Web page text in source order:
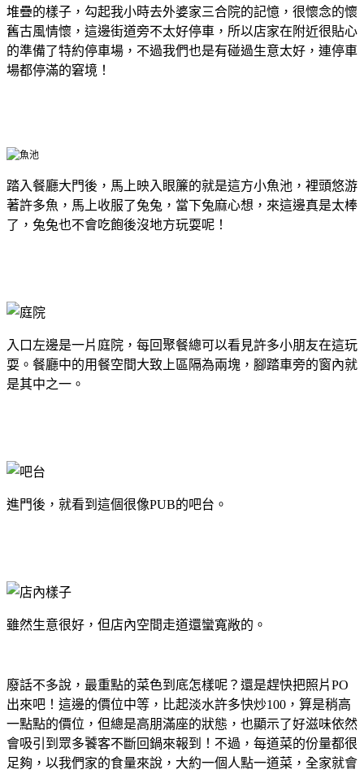
堆疊的樣子，勾起我小時去外婆家三合院的記憶，很懷念的懷
舊古風情懷，這邊街道旁不太好停車，所以店家在附近很貼心
的準備了特約停車場，不過我們也是有碰過生意太好，連停車
場都停滿的窘境！
踏入餐廳大門後，馬上映入眼簾的就是這方小魚池，裡頭悠游
著許多魚，馬上收服了兔兔，當下兔麻心想，來這邊真是太棒
了，兔兔也不會吃飽後沒地方玩耍呢！
入口左邊是一片庭院，每回聚餐總可以看見許多小朋友在這玩
耍。餐廳中的用餐空間大致上區隔為兩塊，腳踏車旁的窗內就
是其中之一。
進門後，就看到這個很像PUB的吧台。
雖然生意很好，但店內空間走道還蠻寬敞的。
廢話不多說，最重點的菜色到底怎樣呢？還是趕快把照片PO
出來吧！這邊的價位中等，比起淡水許多快炒100，算是稍高
一點點的價位，但總是高朋滿座的狀態，也顯示了好滋味依然
會吸引到眾多饕客不斷回鍋來報到！不過，每道菜的份量都很
足夠，以我們家的食量來說，大約一個人點一道菜，全家就會